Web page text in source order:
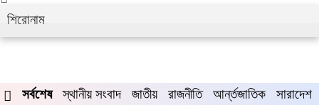
শিরোনাম
সর্বশেষ স্থানীয় সংবাদ জাতীয় রাজনীতি আর্ন্তজাতিক
সারাদেশ